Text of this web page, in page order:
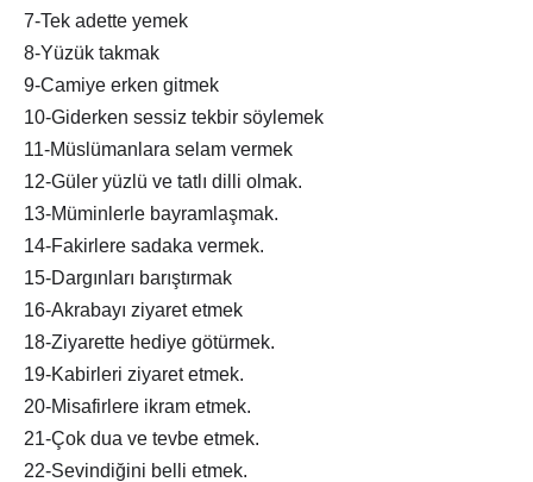
7-Tek adette yemek
8-Yüzük takmak
9-Camiye erken gitmek
10-Giderken sessiz tekbir söylemek
11-Müslümanlara selam vermek
12-Güler yüzlü ve tatlı dilli olmak.
13-Müminlerle bayramlaşmak.
14-Fakirlere sadaka vermek.
15-Dargınları barıştırmak
16-Akrabayı ziyaret etmek
18-Ziyarette hediye götürmek.
19-Kabirleri ziyaret etmek.
20-Misafirlere ikram etmek.
21-Çok dua ve tevbe etmek.
22-Sevindiğini belli etmek.